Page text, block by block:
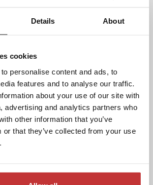
Details About
cookies
personalise content and ads, to
features and to analyse our traffic.
about your use of our site with
advertising and analytics partners who
other information that you’ve
or that they’ve collected from your use
tour
Limburg
de Locht
met diner
overnachting